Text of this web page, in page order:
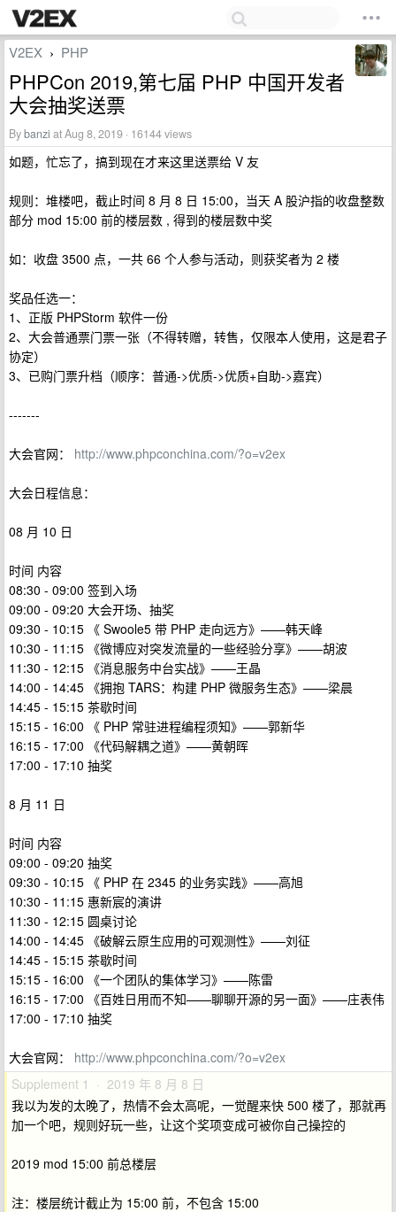
V2EX › PHP
PHPCon 2019,第七届 PHP 中国开发者
大会抽奖送票
Bybanzi at Aug 8, 2019 · 16144 views
如题，忙忘了，搞到现在才来这里送票给 V 友
规则：堆楼吧，截止时间 8 月 8 日 15:00，当天 A 股沪指的收盘整数
部分 mod 15:00 前的楼层数 , 得到的楼层数中奖
如：收盘 3500 点，一共 66 个人参与活动，则获奖者为 2 楼
奖品任选一：
1、正版 PHPStorm 软件一份
2、大会普通票门票一张（不得转赠，转售，仅限本人使用，这是君子
协定）
3、已购门票升档（顺序：普通->优质->优质+自助->嘉宾）
-------
大会官网： http://www.phpconchina.com/?o=v2ex
大会日程信息：
08 月 10 日
时间 内容
08:30 - 09:00 签到入场
09:00 - 09:20 大会开场、抽奖
09:30 - 10:15 《 Swoole5 带 PHP 走向远方》——韩天峰
10:30 - 11:15 《微博应对突发流量的一些经验分享》——胡波
11:30 - 12:15 《消息服务中台实战》——王晶
14:00 - 14:45 《拥抱 TARS：构建 PHP 微服务生态》——梁晨
14:45 - 15:15 茶歇时间
15:15 - 16:00 《 PHP 常驻进程编程须知》——郭新华
16:15 - 17:00 《代码解耦之道》——黄朝晖
17:00 - 17:10 抽奖
8 月 11 日
时间 内容
09:00 - 09:20 抽奖
09:30 - 10:15 《 PHP 在 2345 的业务实践》——高旭
10:30 - 11:15 惠新宸的演讲
11:30 - 12:15 圆桌讨论
14:00 - 14:45 《破解云原生应用的可观测性》——刘征
14:45 - 15:15 茶歇时间
15:15 - 16:00 《一个团队的集体学习》——陈雷
16:15 - 17:00 《百姓日用而不知——聊聊开源的另一面》——庄表伟
17:00 - 17:10 抽奖
大会官网： http://www.phpconchina.com/?o=v2ex
Supplement 1 · 2019 年 8 月 8 日
我以为发的太晚了，热情不会太高呢，一觉醒来快 500 楼了，那就再
加一个吧，规则好玩一些，让这个奖项变成可被你自己操控的
2019 mod 15:00 前总楼层
注：楼层统计截止为 15:00 前，不包含 15:00